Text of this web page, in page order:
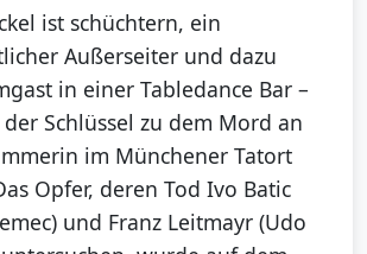
ist schüchtern, ein
Außerseiter und dazu
in einer Tabledance Bar –
Schlüssel zu dem Mord an
im Münchener Tatort
Opfer, deren Tod Ivo Batic
und Franz Leitmayr (Udo